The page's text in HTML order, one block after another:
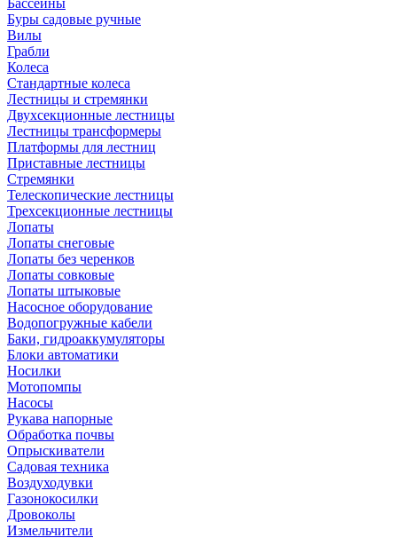
Бассейны
Буры садовые ручные
Вилы
Грабли
Колеса
Стандартные колеса
Лестницы и стремянки
Двухсекционные лестницы
Лестницы трансформеры
Платформы для лестниц
Приставные лестницы
Стремянки
Телескопические лестницы
Трехсекционные лестницы
Лопаты
Лопаты снеговые
Лопаты без черенков
Лопаты совковые
Лопаты штыковые
Насосное оборудование
Водопогружные кабели
Баки, гидроаккумуляторы
Блоки автоматики
Носилки
Мотопомпы
Насосы
Рукава напорные
Обработка почвы
Опрыскиватели
Садовая техника
Воздуходувки
Газонокосилки
Дровоколы
Измельчители